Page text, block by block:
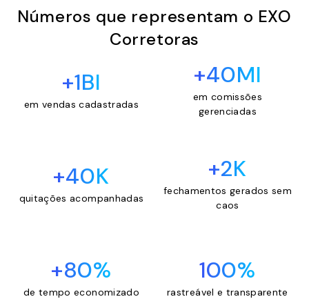
Números que representam o EXO
Corretoras
+1BI
em vendas cadastradas
+40MI
em comissões
gerenciadas
+40K
quitações acompanhadas
+2K
fechamentos gerados sem
caos
+80%
de tempo economizado
100%
rastreável e transparente